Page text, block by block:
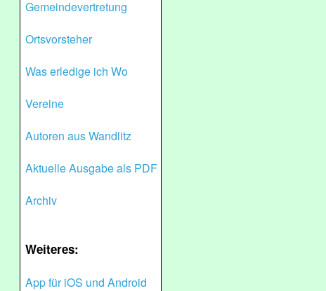
Gemeindevertretung
Ortsvorsteher
Was erledige ich Wo
Vereine
Autoren aus Wandlitz
Aktuelle Ausgabe als PDF
Archiv
Weiteres:
App für iOS und Android